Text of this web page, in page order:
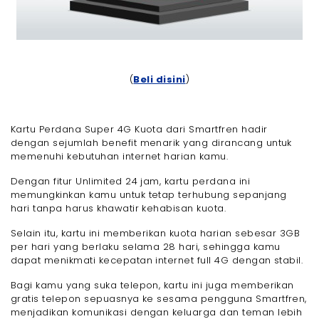
(Beli disini)
Kartu Perdana Super 4G Kuota dari Smartfren hadir
dengan sejumlah benefit menarik yang dirancang untuk
memenuhi kebutuhan internet harian kamu.
Dengan fitur Unlimited 24 jam, kartu perdana ini
memungkinkan kamu untuk tetap terhubung sepanjang
hari tanpa harus khawatir kehabisan kuota.
Selain itu, kartu ini memberikan kuota harian sebesar 3GB
per hari yang berlaku selama 28 hari, sehingga kamu
dapat menikmati kecepatan internet full 4G dengan stabil.
Bagi kamu yang suka telepon, kartu ini juga memberikan
gratis telepon sepuasnya ke sesama pengguna Smartfren,
menjadikan komunikasi dengan keluarga dan teman lebih